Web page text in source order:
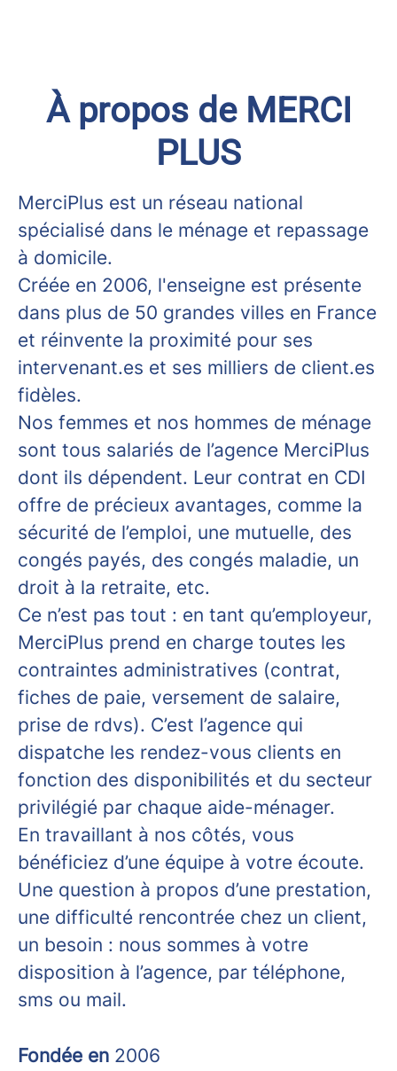
À propos de MERCI
PLUS
MerciPlus est un réseau national
spécialisé dans le ménage et repassage
à domicile.
Créée en 2006, l'enseigne est présente
dans plus de 50 grandes villes en France
et réinvente la proximité pour ses
intervenant.es et ses milliers de client.es
fidèles.
Nos femmes et nos hommes de ménage
sont tous salariés de l’agence MerciPlus
dont ils dépendent. Leur contrat en CDI
offre de précieux avantages, comme la
sécurité de l’emploi, une mutuelle, des
congés payés, des congés maladie, un
droit à la retraite, etc.
Ce n’est pas tout : en tant qu’employeur,
MerciPlus prend en charge toutes les
contraintes administratives (contrat,
fiches de paie, versement de salaire,
prise de rdvs). C’est l’agence qui
dispatche les rendez-vous clients en
fonction des disponibilités et du secteur
privilégié par chaque aide-ménager.
En travaillant à nos côtés, vous
bénéficiez d’une équipe à votre écoute.
Une question à propos d’une prestation,
une difficulté rencontrée chez un client,
un besoin : nous sommes à votre
disposition à l’agence, par téléphone,
sms ou mail.
Fondée en 2006